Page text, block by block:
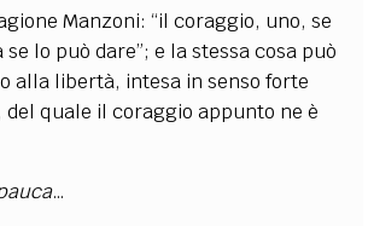
Manzoni: “il coraggio, uno, se
se lo può dare”; e la stessa cosa può
alla libertà, intesa in senso forte
quale il coraggio appunto ne è
…